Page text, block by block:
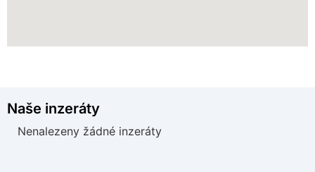
Naše inzeráty
Nenalezeny žádné inzeráty